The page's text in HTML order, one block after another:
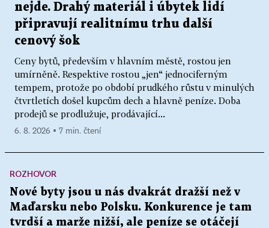
nejde. Drahý materiál i úbytek lidí
připravují realitnímu trhu další
cenový šok
Ceny bytů, především v hlavním městě, rostou jen
umírněně. Respektive rostou „jen“ jednociferným
tempem, protože po období prudkého růstu v minulých
čtvrtletích došel kupcům dech a hlavně peníze. Doba
prodejů se prodlužuje, prodávající...
6. 8. 2026 ▪ 7 min. čtení
ROZHOVOR
Nové byty jsou u nás dvakrát dražší než v
Maďarsku nebo Polsku. Konkurence je tam
tvrdší a marže nižší, ale peníze se otáčejí